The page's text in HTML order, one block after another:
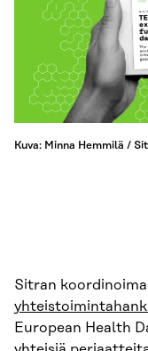
Kuva: Minna Hemmilä /
Sitran
European Health